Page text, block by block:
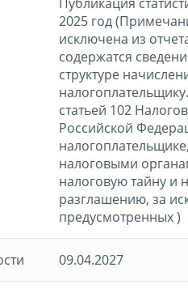
2025 год
исключена из
содержатся
структуре
статьей 102
Российской
налоговыми
налоговую тайну и
разглашению, за
предусмотренных )
09.04.2027